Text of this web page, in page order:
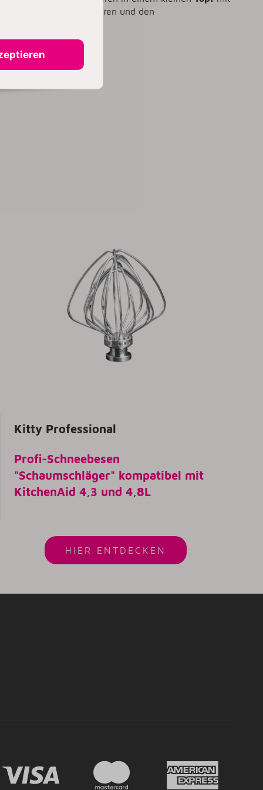
Pfannkuchen servieren und den
Kitty Professional
Profi-Schneebesen
"Schaumschläger" kompatibel mit
KitchenAid 4,3 und 4,8L
HIER ENTDECKEN